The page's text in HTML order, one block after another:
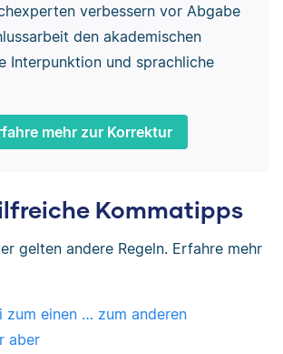
verbessern vor Abgabe
den akademischen
Interpunktion und sprachliche
mehr zur Korrektur
Kommatipps
gelten andere Regeln. Erfahre mehr
zum einen … zum anderen
aber